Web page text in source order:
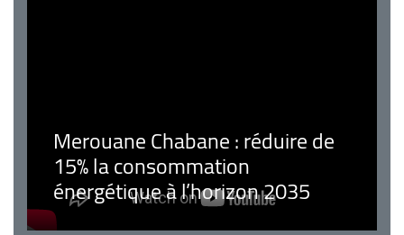
Merouane Chabane : réduire de
15% la consommation
énergétique à l’horizon 2035